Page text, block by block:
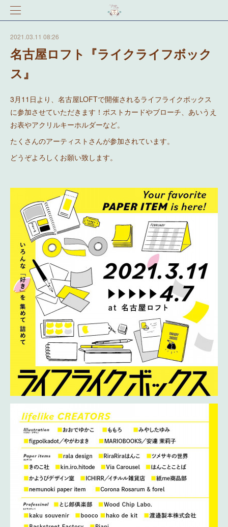
2021.03.11 08:26
名古屋ロフト『ライクライフボック
ス』
3月11日より、名古屋LOFTで開催されるライフライクボックス
に参加させていただきます！ポストカードやブローチ、あいうえ
お表やアクリルキーホルダーなど。
たくさんのアーティストさんが参加されています。
どうぞよろしくお願い致します。